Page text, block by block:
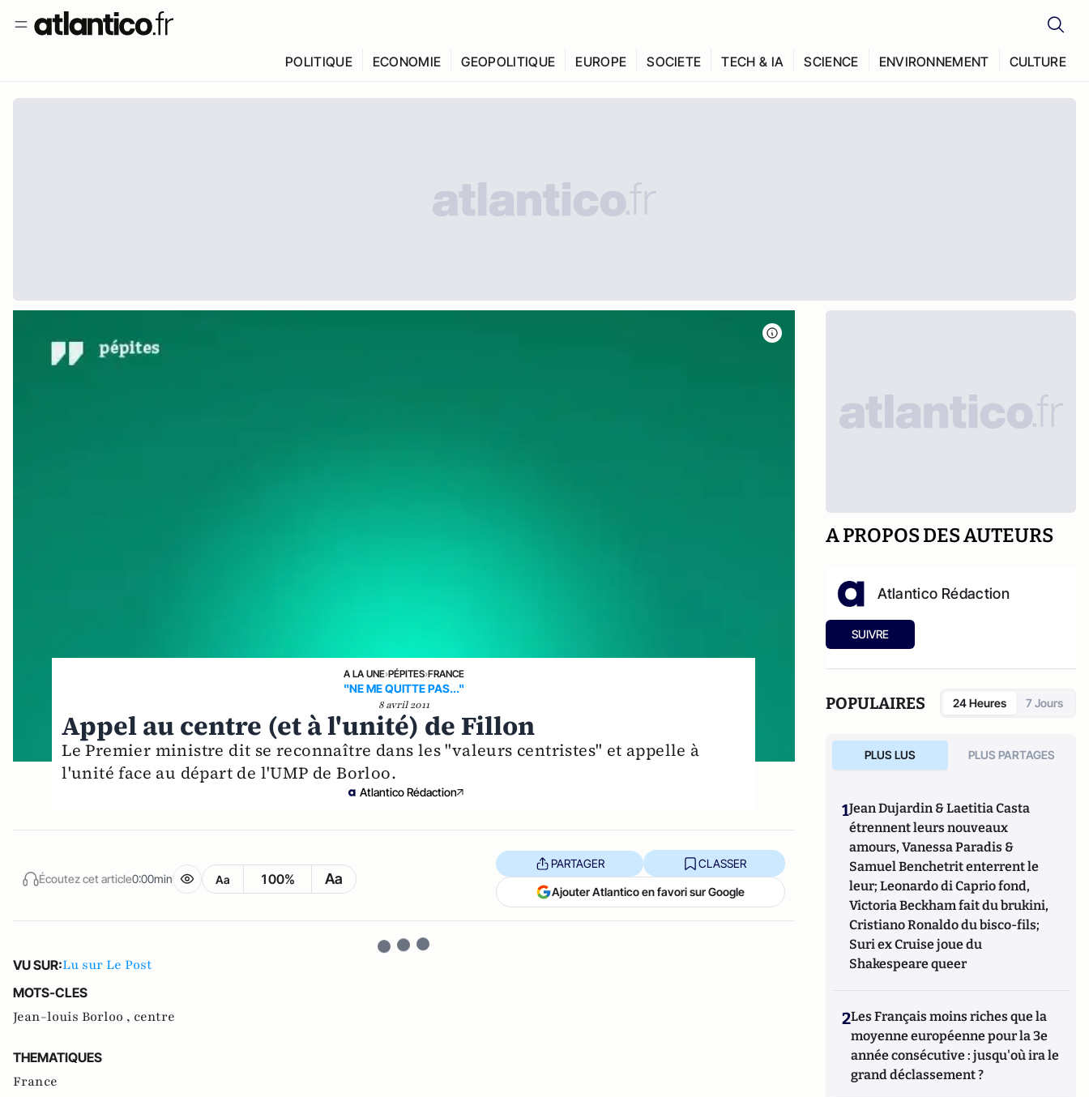
POLITIQUE ECONOMIE GEOPOLITIQUE EUROPE SOCIETE TECH & IA SCIENCE ENVIRONNEMENT CULTURE
A LA UNE›PÉPITES›FRANCE
"NE ME QUITTE PAS..."
8 avril 2011
Appel au centre (et à l'unité) de Fillon
Le Premier ministre dit se reconnaître dans les "valeurs centristes" et appelle à
l'unité face au départ de l'UMP de Borloo.
Atlantico Rédaction
Écoutez cet article0:00min Aa 100% Aa
PARTAGER CLASSER
Ajouter Atlantico en favori sur Google
VU SUR:Lu sur Le Post
MOTS-CLES
Jean-louis Borloo , centre
THEMATIQUES
France
A PROPOS DES AUTEURS
Atlantico Rédaction
SUIVRE
POPULAIRES 24 Heures 7 Jours
PLUS LUS PLUS PARTAGES
1Jean Dujardin & Laetitia Casta
étrennent leurs nouveaux
amours, Vanessa Paradis &
Samuel Benchetrit enterrent le
leur; Leonardo di Caprio fond,
Victoria Beckham fait du brukini,
Cristiano Ronaldo du bisco-fils;
Suri ex Cruise joue du
Shakespeare queer
2Les Français moins riches que la
moyenne européenne pour la 3e
année consécutive : jusqu'où ira le
grand déclassement ?